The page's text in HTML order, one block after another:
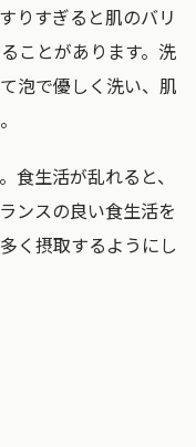
りすぎると肌のバリ
ことがあります。洗
泡で優しく洗い、肌
食生活が乱れると、
ンスの良い食生活を
く摂取するようにし